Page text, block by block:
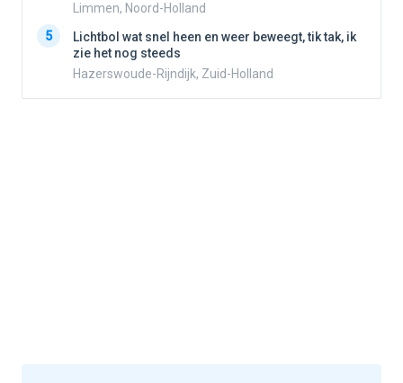
Limmen, Noord-Holland
5
Lichtbol wat snel heen en weer beweegt, tik tak, ik
zie het nog steeds
Hazerswoude-Rijndijk, Zuid-Holland